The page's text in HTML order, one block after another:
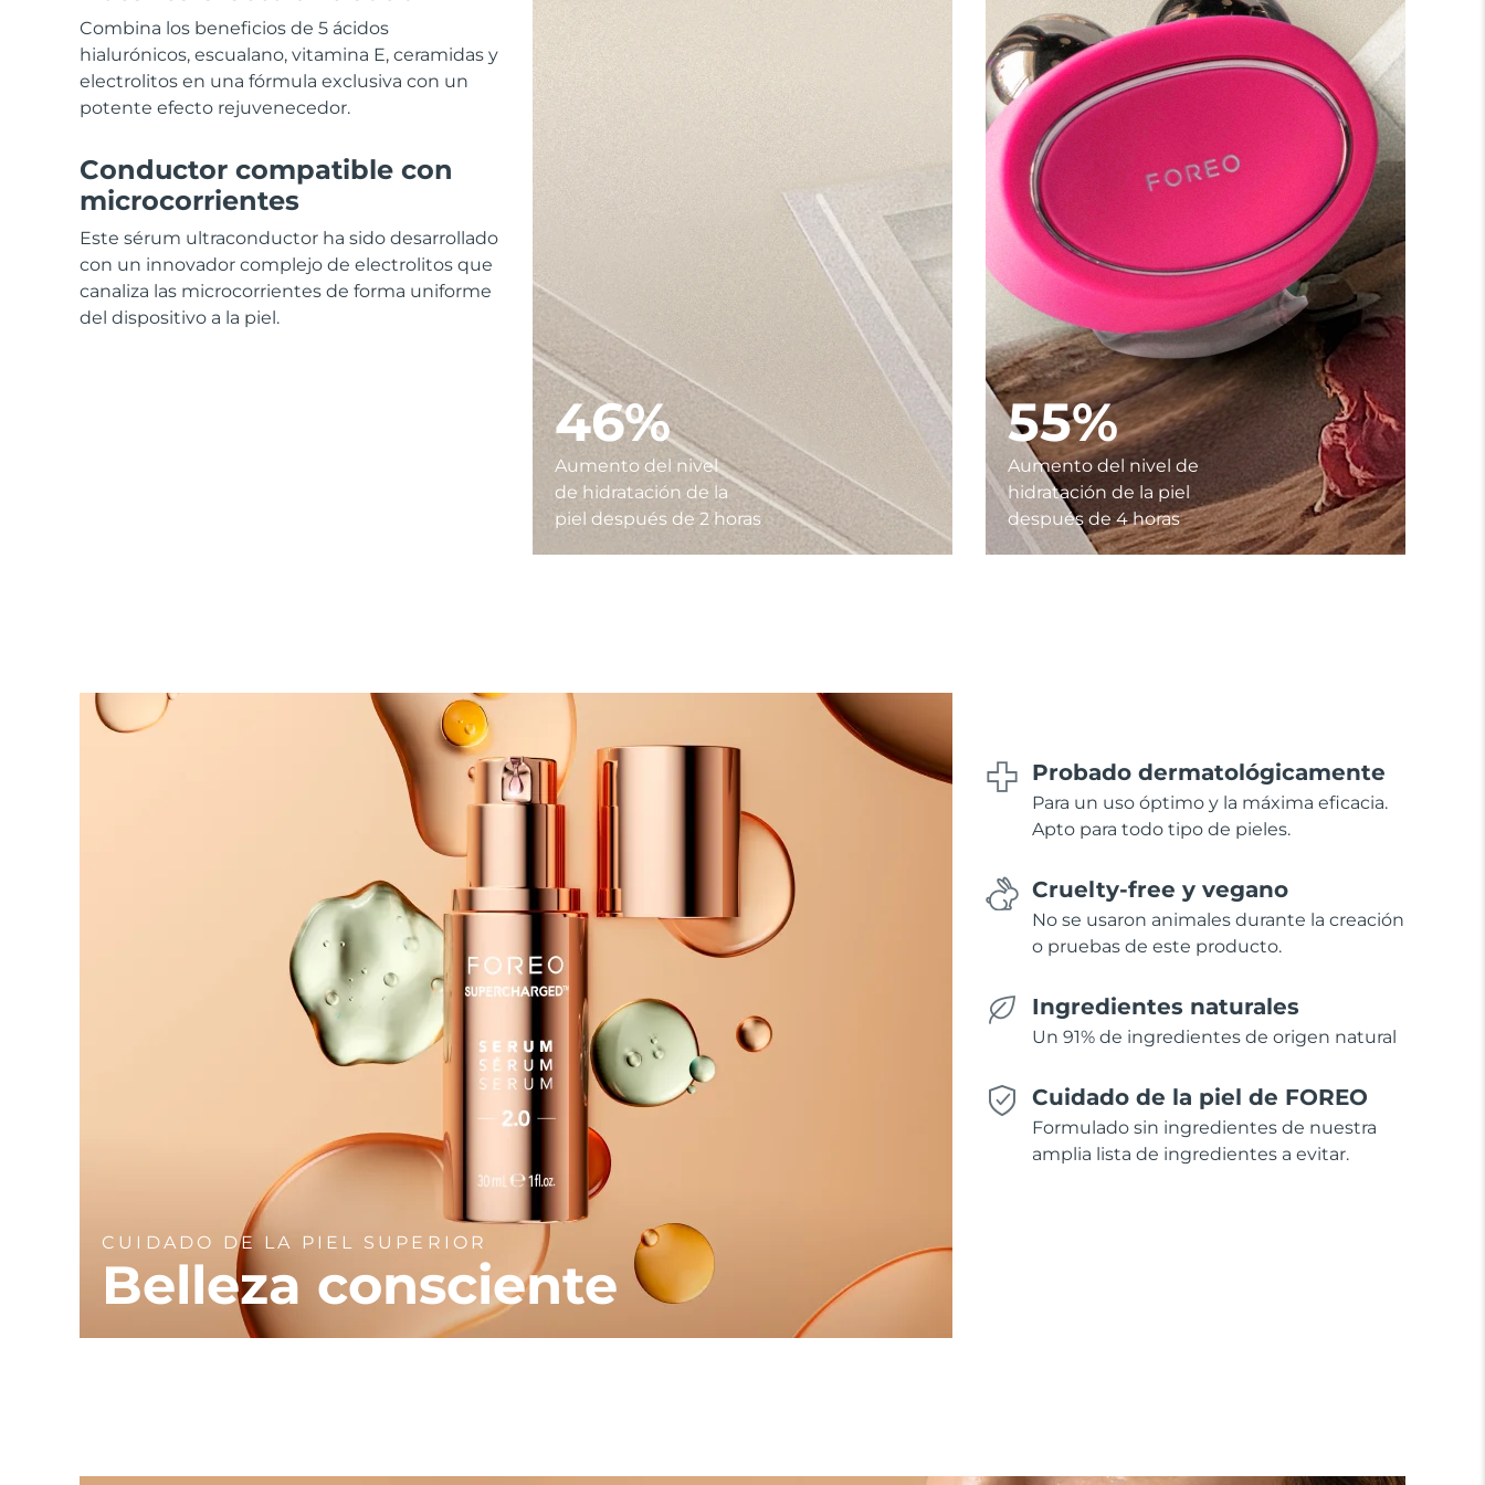
Combina los beneficios de 5 ácidos
hialurónicos, escualano, vitamina E, ceramidas y
electrolitos en una fórmula exclusiva con un
potente efecto rejuvenecedor.
Conductor compatible con
microcorrientes
Este sérum ultraconductor ha sido desarrollado
con un innovador complejo de electrolitos que
canaliza las microcorrientes de forma uniforme
del dispositivo a la piel.
46%
Aumento del nivel
de hidratación de la
piel después de 2 horas
55%
Aumento del nivel de
hidratación de la piel
después de 4 horas
CUIDADO DE LA PIEL SUPERIOR
Belleza consciente
Probado dermatológicamente
Para un uso óptimo y la máxima eficacia.
Apto para todo tipo de pieles.
Cruelty-free y vegano
No se usaron animales durante la creación
o pruebas de este producto.
Ingredientes naturales
Un 91% de ingredientes de origen natural
Cuidado de la piel de FOREO
Formulado sin ingredientes de nuestra
amplia lista de ingredientes a evitar.
Cuidado de la piel KIWI™
Advanced pore care essentials
Serum
For healthy hair
issa™ Teeth Whitening Gel
18% PAP
Cosméticos
Hombres
Comprar todo
FOREO APP